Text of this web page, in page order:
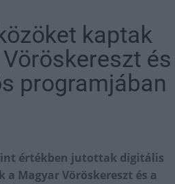
kaptak
és
programjában
értékben jutottak digitális
a Magyar Vöröskereszt és a